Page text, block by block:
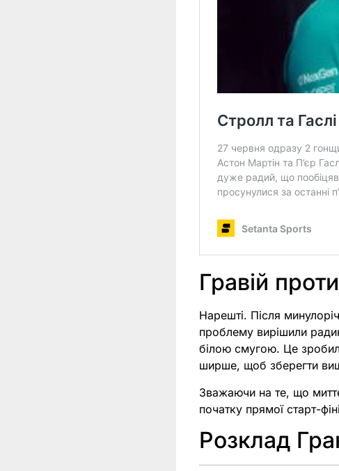
Гравій
Нарешті. Після
проблему вирішили
білою смугою. Це
ширше, щоб зберегти
Зважаючи на те, що
початку прямої старт-
Розклад